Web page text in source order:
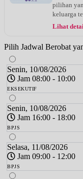
pilihan
keluarga
Lihat
Pilih Jadwal Berobat
Senin, 10/08/2026
Jam 08:00 - 10:00
EKSEKUTIF
Senin, 10/08/2026
Jam 16:00 - 18:00
BPJS
Selasa, 11/08/2026
Jam 09:00 - 12:00
BPJS